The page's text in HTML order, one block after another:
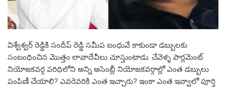
విశ్వేశ్వర్ రెడ్డికి సందీప్ రెడ్డి సమీప బంధువే కాకుండా డబ్బులకు
సంబంధించిన మొత్తం లావాదేవీలు చూస్తుంటాడు. చేవెళ్ళ పార్లమెంట్
నియోజకవర్గ పరిధిలోని అన్ని అసెంబ్లీ నియోజకవర్గాల్లో ఎంత డబ్బులు
పంపిణీ చేయాలి? ఎవరెవరికి ఎంత ఇచ్చారు? ఇంకా ఎంత ఇవ్వాలో పూర్తి